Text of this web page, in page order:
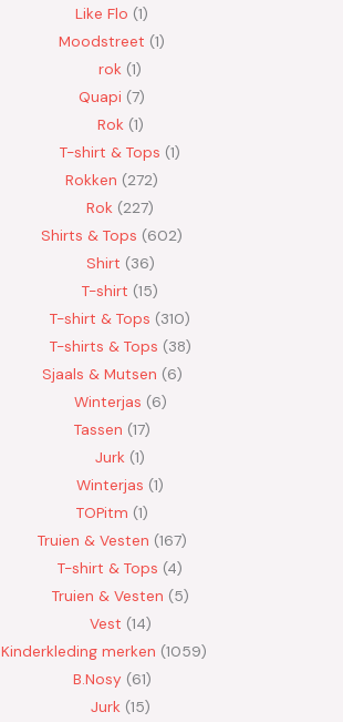
Like Flo 1
Moodstreet 1
rok 1
Quapi 7
Rok 1
T-shirt & Tops 1
Rokken 272
Rok 227
Shirts & Tops 602
Shirt 36
T-shirt 15
T-shirt & Tops 310
T-shirts & Tops 38
Sjaals & Mutsen 6
Winterjas 6
Tassen 17
Jurk 1
Winterjas 1
TOPitm 1
Truien & Vesten 167
T-shirt & Tops 4
Truien & Vesten 5
Vest 14
Kinderkleding merken 1059
B.Nosy 61
Jurk 15